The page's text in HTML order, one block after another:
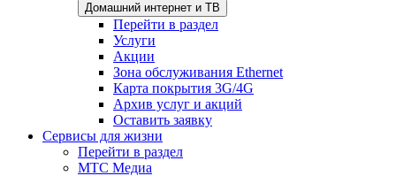
Домашний интернет и ТВ
Перейти в раздел
Услуги
Акции
Зона обслуживания Ethernet
Карта покрытия 3G/4G
Архив услуг и акций
Оставить заявку
Сервисы для жизни
Перейти в раздел
МТС Медиа